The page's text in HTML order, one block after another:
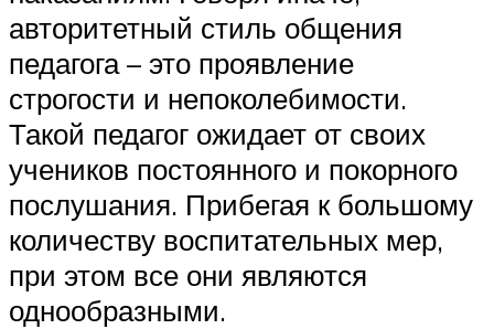
авторитетный стиль общения
педагога – это проявление
строгости и непоколебимости.
Такой педагог ожидает от своих
учеников постоянного и покорного
послушания. Прибегая к большому
количеству воспитательных мер,
при этом все они являются
однообразными.